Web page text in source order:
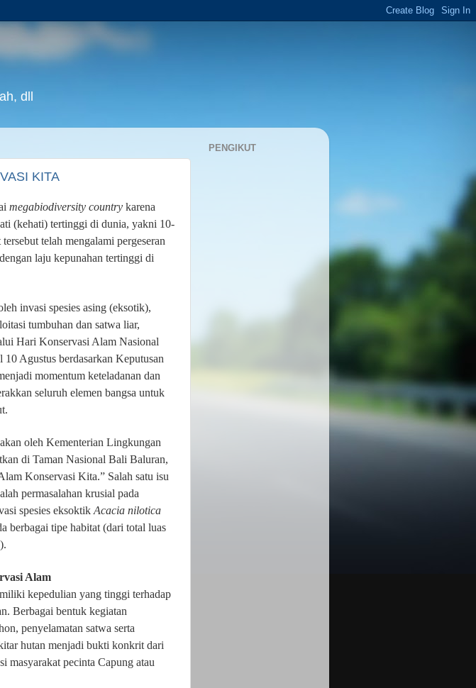
dll
KITA
megabiodiversity country karena
(kehati) tertinggi di dunia, yakni 10-
telah mengalami pergeseran
laju kepunahan tertinggi di
invasi spesies asing (eksotik),
tumbuhan dan satwa liar,
Hari Konservasi Alam Nasional
Agustus berdasarkan Keputusan
momentum keteladanan dan
seluruh elemen bangsa untuk
oleh Kementerian Lingkungan
di Taman Nasional Bali Baluran,
Konservasi Kita.” Salah satu isu
permasalahan krusial pada
spesies eksoktik Acacia nilotica
berbagai tipe habitat (dari total luas
Alam
kepedulian yang tinggi terhadap
Berbagai bentuk kegiatan
penyelamatan satwa serta
hutan menjadi bukti konkrit dari
masyarakat pecinta Capung atau
PENGIKUT